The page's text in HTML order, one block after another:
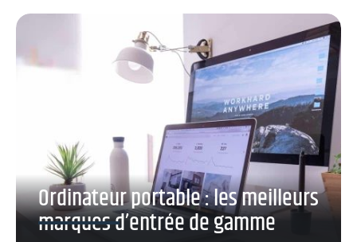
Ordinateur portable : les meilleurs
marques d’entrée de gamme